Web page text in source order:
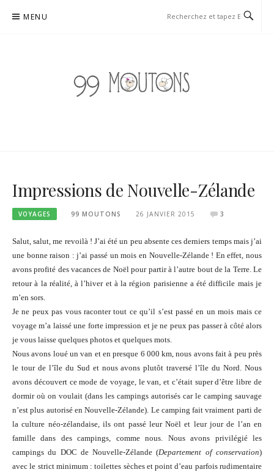
MENU
Impressions de Nouvelle-Zélande
VOYAGES 99 MOUTONS 26 JANVIER 2015 3
Salut, salut, me revoilà ! J’ai été un peu absente ces derniers temps mais j’ai
une bonne raison : j’ai passé un mois en Nouvelle-Zélande ! En effet, nous
avons profité des vacances de Noël pour partir à l’autre bout de la Terre. Le
retour à la réalité, à l’hiver et à la région parisienne a été difficile mais je
m’en sors.
Je ne peux pas vous raconter tout ce qu’il s’est passé en un mois mais ce
voyage m’a laissé une forte impression et je ne peux pas passer à côté alors
je vous laisse quelques photos et quelques mots.
Nous avons loué un van et en presque 6 000 km, nous avons fait à peu près
le tour de l’île du Sud et nous avons plutôt traversé l’île du Nord. Nous
avons découvert ce mode de voyage, le van, et c’était super d’être libre de
dormir où on voulait (dans les campings autorisés car le camping sauvage
n’est plus autorisé en Nouvelle-Zélande). Le camping fait vraiment parti de
la culture néo-zélandaise, ils ont passé leur Noël et leur jour de l’an en
famille dans des campings, comme nous. Nous avons privilégié les
campings du DOC de Nouvelle-Zélande (Departement of conservation)
avec le strict minimum : toilettes sèches et point d’eau parfois rudimentaire